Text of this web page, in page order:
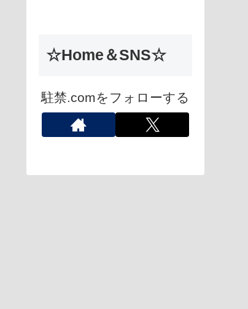
☆Home＆SNS☆
駐禁.comをフォローする